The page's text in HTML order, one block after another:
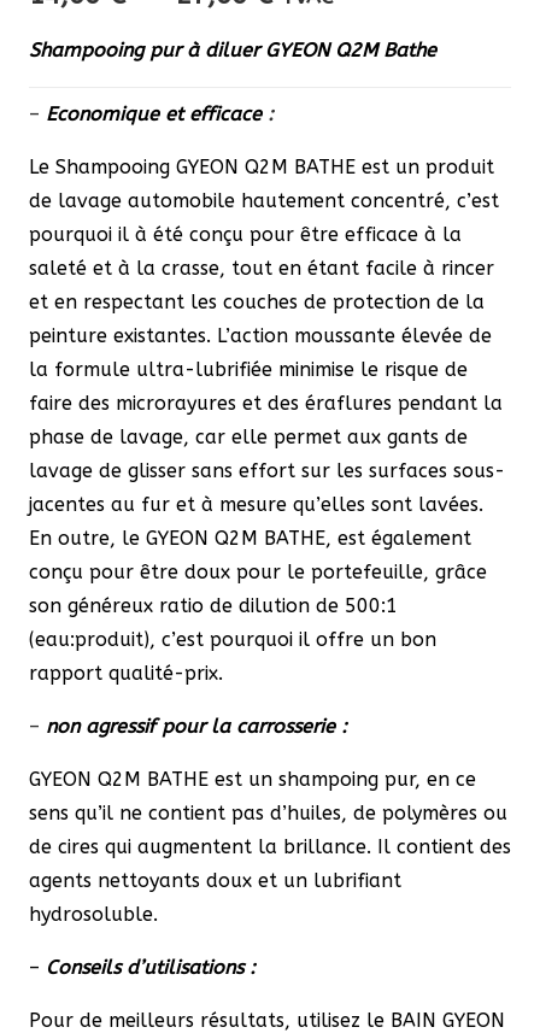
prix :
à
27,00 €
Shampooing pur à diluer GYEON Q2M Bathe
– Economique et efficace:
Le Shampooing GYEON Q2M BATHE est un produit
de lavage automobile hautement concentré, c’est
pourquoi il à été conçu pour être efficace à la
saleté et à la crasse, tout en étant facile à rincer
et en respectant les couches de protection de la
peinture existantes. L’action moussante élevée de
la formule ultra-lubrifiée minimise le risque de
faire des microrayures et des éraflures pendant la
phase de lavage, car elle permet aux gants de
lavage de glisser sans effort sur les surfaces sous-
jacentes au fur et à mesure qu’elles sont lavées.
En outre, le GYEON Q2M BATHE, est également
conçu pour être doux pour le portefeuille, grâce
son généreux ratio de dilution de 500:1
(eau:produit), c’est pourquoi il offre un bon
rapport qualité-prix.
– non agressif pour la carrosserie :
GYEON Q2M BATHE est un shampoing pur, en ce
sens qu’il ne contient pas d’huiles, de polymères ou
de cires qui augmentent la brillance. Il contient des
agents nettoyants doux et un lubrifiant
hydrosoluble.
– Conseils d’utilisations :
Pour de meilleurs résultats, utilisez le BAIN GYEON